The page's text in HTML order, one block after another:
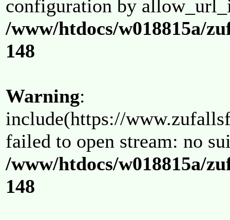
configuration by
/www/htdocs/w018815a/
148
Warning:
include(https://
failed to open stream: no
/www/htdocs/w018815a/
148